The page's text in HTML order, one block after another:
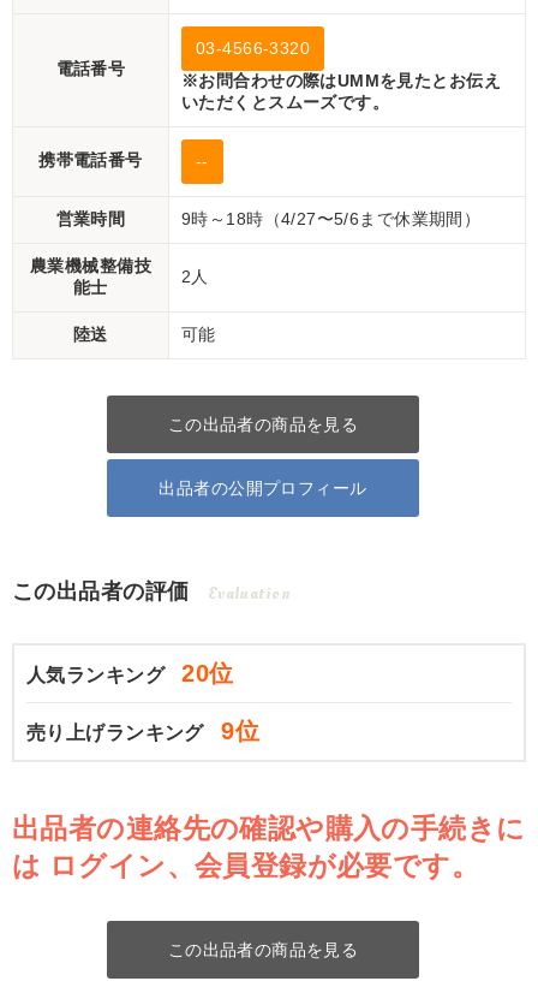
電話番号
03-4566-3320
※お問合わせの際はUMMを見たとお伝え
いただくとスムーズです。
携帯電話番号 --
営業時間 9時～18時（4/27〜5/6まで休業期間）
農業機械整備技
能士
2人
陸送 可能
この出品者の商品を見る
出品者の公開プロフィール
この出品者の評価 Evaluation
人気ランキング 20位
売り上げランキング 9位
出品者の連絡先の確認や購入の手続きに
は ログイン、会員登録が必要です。
この出品者の商品を見る